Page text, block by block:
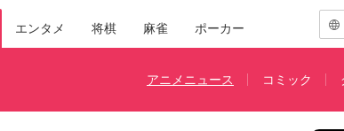
エンタメ 将棋 麻雀 ポーカー
アニメニュース コミック